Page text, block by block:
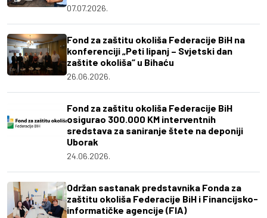
07.07.2026.
Fond za zaštitu okoliša Federacije BiH na
konferenciji „Peti lipanj – Svjetski dan
zaštite okoliša“ u Bihaću
26.06.2026.
Fond za zaštitu okoliša Federacije BiH
osigurao 300.000 KM interventnih
sredstava za saniranje štete na deponiji
Uborak
24.06.2026.
Održan sastanak predstavnika Fonda za
zaštitu okoliša Federacije BiH i Financijsko-
informatičke agencije (FIA)